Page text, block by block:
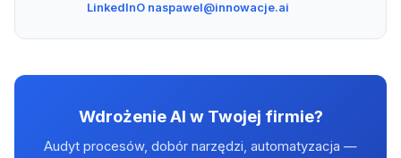
LinkedInO naspawel@innowacje.ai
Wdrożenie AI w Twojej firmie?
Audyt procesów, dobór narzędzi, automatyzacja —